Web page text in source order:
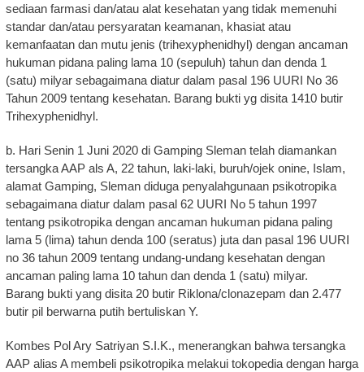
sediaan farmasi dan/atau alat kesehatan yang tidak memenuhi
standar dan/atau persyaratan keamanan, khasiat atau
kemanfaatan dan mutu jenis (trihexyphenidhyl) dengan ancaman
hukuman pidana paling lama 10 (sepuluh) tahun dan denda 1
(satu) milyar sebagaimana diatur dalam pasal 196 UURI No 36
Tahun 2009 tentang kesehatan. Barang bukti yg disita 1410 butir
Trihexyphenidhyl.
b. Hari Senin 1 Juni 2020 di Gamping Sleman telah diamankan
tersangka AAP als A, 22 tahun, laki-laki, buruh/ojek onine, Islam,
alamat Gamping, Sleman diduga penyalahgunaan psikotropika
sebagaimana diatur dalam pasal 62 UURI No 5 tahun 1997
tentang psikotropika dengan ancaman hukuman pidana paling
lama 5 (lima) tahun denda 100 (seratus) juta dan pasal 196 UURI
no 36 tahun 2009 tentang undang-undang kesehatan dengan
ancaman paling lama 10 tahun dan denda 1 (satu) milyar.
Barang bukti yang disita 20 butir Riklona/clonazepam dan 2.477
butir pil berwarna putih bertuliskan Y.
Kombes Pol Ary Satriyan S.I.K., menerangkan bahwa tersangka
AAP alias A membeli psikotropika melakui tokopedia dengan harga